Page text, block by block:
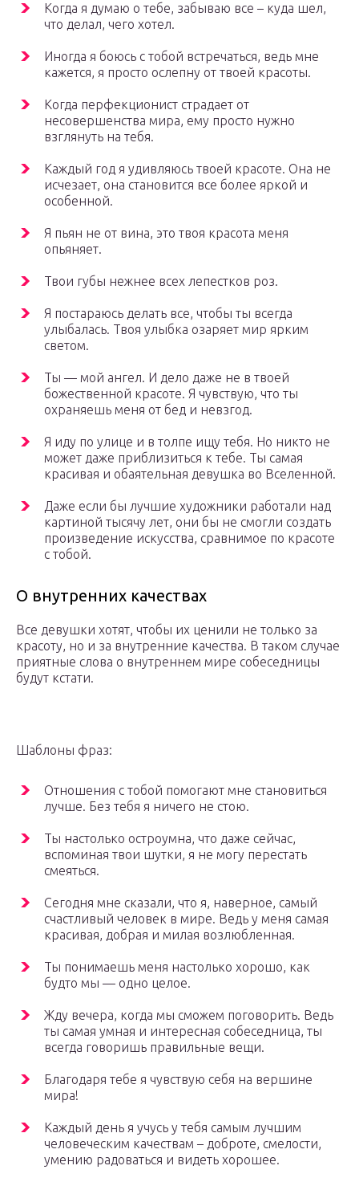
Когда я думаю о тебе, забываю все – куда шел,
что делал, чего хотел.
Иногда я боюсь с тобой встречаться, ведь мне
кажется, я просто ослепну от твоей красоты.
Когда перфекционист страдает от
несовершенства мира, ему просто нужно
взглянуть на тебя.
Каждый год я удивляюсь твоей красоте. Она не
исчезает, она становится все более яркой и
особенной.
Я пьян не от вина, это твоя красота меня
опьяняет.
Твои губы нежнее всех лепестков роз.
Я постараюсь делать все, чтобы ты всегда
улыбалась. Твоя улыбка озаряет мир ярким
светом.
Ты — мой ангел. И дело даже не в твоей
божественной красоте. Я чувствую, что ты
охраняешь меня от бед и невзгод.
Я иду по улице и в толпе ищу тебя. Но никто не
может даже приблизиться к тебе. Ты самая
красивая и обаятельная девушка во Вселенной.
Даже если бы лучшие художники работали над
картиной тысячу лет, они бы не смогли создать
произведение искусства, сравнимое по красоте
с тобой.
О внутренних качествах
Все девушки хотят, чтобы их ценили не только за
красоту, но и за внутренние качества. В таком случае
приятные слова о внутреннем мире собеседницы
будут кстати.
Шаблоны фраз:
Отношения с тобой помогают мне становиться
лучше. Без тебя я ничего не стою.
Ты настолько остроумна, что даже сейчас,
вспоминая твои шутки, я не могу перестать
смеяться.
Сегодня мне сказали, что я, наверное, самый
счастливый человек в мире. Ведь у меня самая
красивая, добрая и милая возлюбленная.
Ты понимаешь меня настолько хорошо, как
будто мы — одно целое.
Жду вечера, когда мы сможем поговорить. Ведь
ты самая умная и интересная собеседница, ты
всегда говоришь правильные вещи.
Благодаря тебе я чувствую себя на вершине
мира!
Каждый день я учусь у тебя самым лучшим
человеческим качествам – доброте, смелости,
умению радоваться и видеть хорошее.